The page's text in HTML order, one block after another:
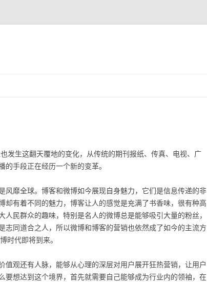
发生这翻天覆地的变化，从传统的期刊报纸、传真、电视、广
手段正在经历一个新的变革。
风靡全球。博客和微博如今展现自身魅力，它们是信息传递的非
却有着不同的魅力，博客让人的感觉是充满了书香味，很有种高
民群众的趣味，特别是名人的微博总是能够吸引大量的粉丝，
志同道合之人，所以微博和博客的营销也依然成了如今的主流方
时代即将到来。
值观还有人脉，能够从心理的深层对用户展开狂热营销，让用户
要想达到这个境界，首先就需要自己能够成为行业内的领袖，在